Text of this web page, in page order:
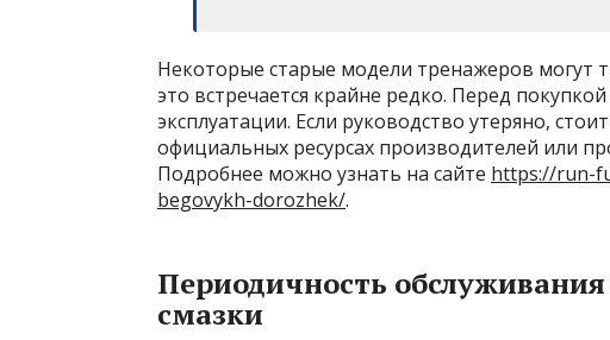
Некоторые старые модели тренажеров могут
это встречается крайне редко. Перед
эксплуатации. Если руководство утеряно,
официальных ресурсах производителей или
Подробнее можно узнать на сайте https://run-
begovykh-dorozhek/.
Периодичность
смазки